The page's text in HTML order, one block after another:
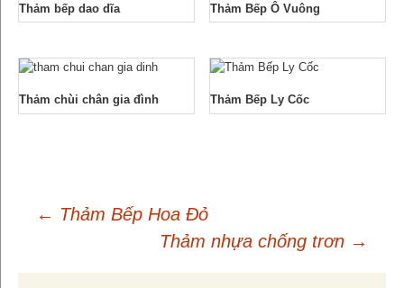
Thảm bếp dao dĩa Thảm Bếp Ô Vuông
Thảm chùi chân gia đình Thảm Bếp Ly Cốc
← Thảm Bếp Hoa Đỏ
Thảm nhựa chống trơn →